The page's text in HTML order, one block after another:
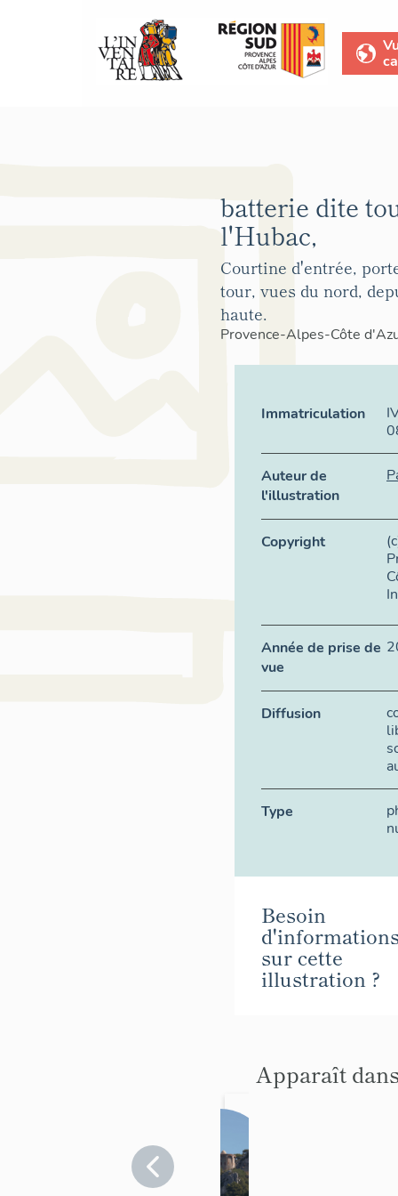
batterie dite
l'Hubac,
Courtine d'entrée,
tour, vues du nord,
haute.
Provence-Alpes-Côte
Immatriculation
Auteur de
l'illustration
Copyright
Année de prise de
vue
Diffusion
Type
Besoin
sur cette
illustration ?
Apparaît